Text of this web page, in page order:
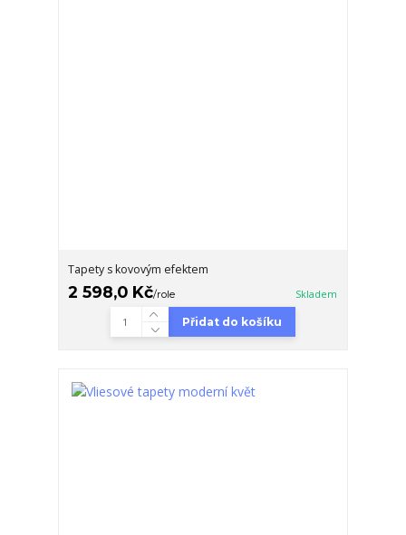
Tapety s kovovým efektem
2 598,0 Kč/role Skladem
Přidat do košíku